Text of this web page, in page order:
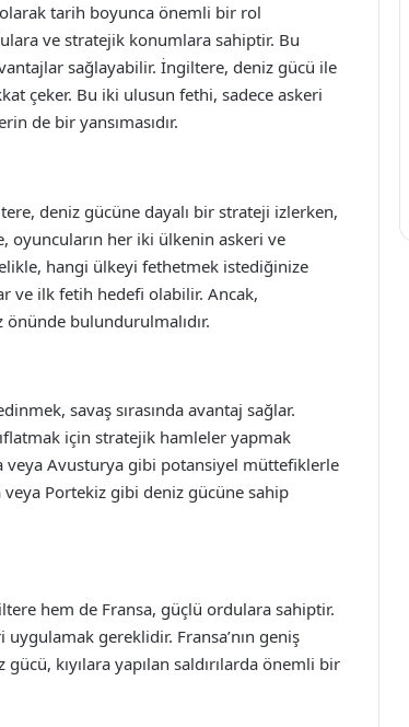
tarih boyunca önemli bir rol
ve stratejik konumlara sahiptir. Bu
sağlayabilir. İngiltere, deniz gücü ile
çeker. Bu iki ulusun fethi, sadece askeri
de bir yansımasıdır.
deniz gücüne dayalı bir strateji izlerken,
oyuncuların her iki ülkenin askeri ve
hangi ülkeyi fethetmek istediğinize
ve ilk fetih hedefi olabilir. Ancak,
bulundurulmalıdır.
savaş sırasında avantaj sağlar.
için stratejik hamleler yapmak
veya Avusturya gibi potansiyel müttefiklerle
Portekiz gibi deniz gücüne sahip
hem de Fransa, güçlü ordulara sahiptir.
gereklidir. Fransa’nın geniş
kıyılara yapılan saldırılarda önemli bir